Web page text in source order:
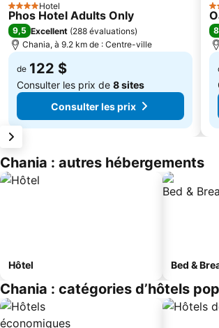
4 ÉtoilesHotel
Phos Hotel Adults Only
9,5 Excellent (288 évaluations)
Chania, à 9.2 km de : Centre-ville
de 122 $
Consulter les prix de 8 sites
Consulter les prix
2
Chania : autres hébergements
Hôtel Bed &
Chania : catégories d’hôtels